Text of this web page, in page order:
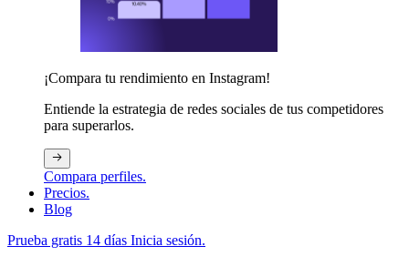
¡Compara tu rendimiento en Instagram!
Entiende la estrategia de redes sociales de tus competidores
para superarlos.
Compara perfiles.
Precios.
Blog
Prueba gratis 14 días Inicia sesión.